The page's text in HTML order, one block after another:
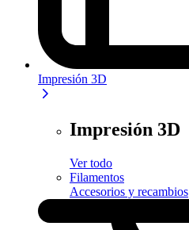
Impresión 3D
Impresión 3D
Ver todo
Filamentos
Accesorios y recambios